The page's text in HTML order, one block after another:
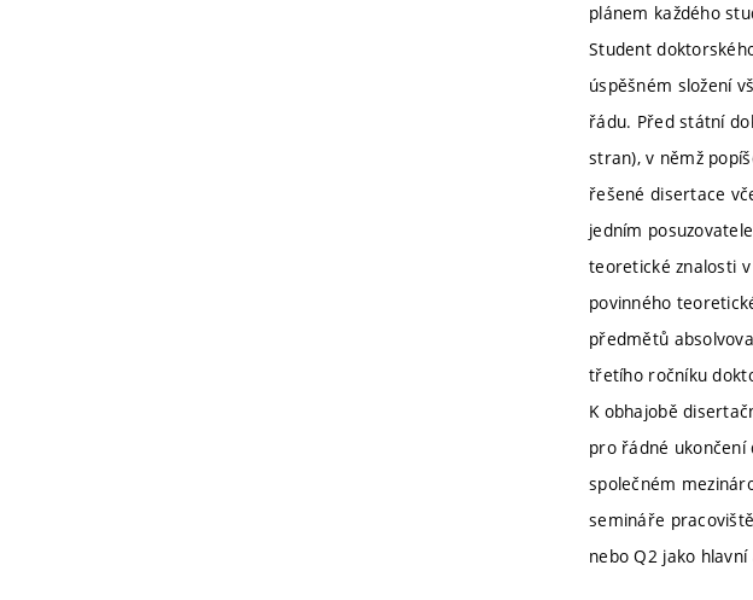
plánem každého
Student
úspěšném složení
řádu. Před státní
stran), v němž
řešené disertace
jedním
teoretické znalosti
povinného
předmětů
třetího ročníku
K obhajobě
pro řádné ukončení
společném
semináře
nebo Q2 jako